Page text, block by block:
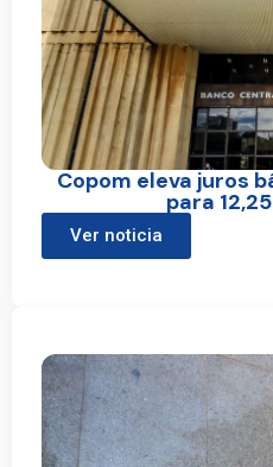
Copom eleva juros
para
Ver noticia